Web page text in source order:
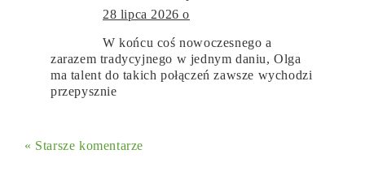
28 lipca 2026 o
W końcu coś nowoczesnego a
zarazem tradycyjnego w jednym daniu, Olga
ma talent do takich połączeń zawsze wychodzi
przepysznie
« Starsze komentarze